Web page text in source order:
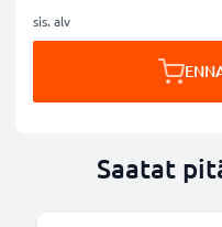
sis. alv
Saatat